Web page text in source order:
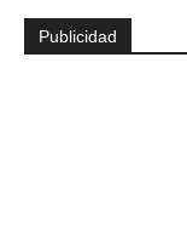
Publicidad